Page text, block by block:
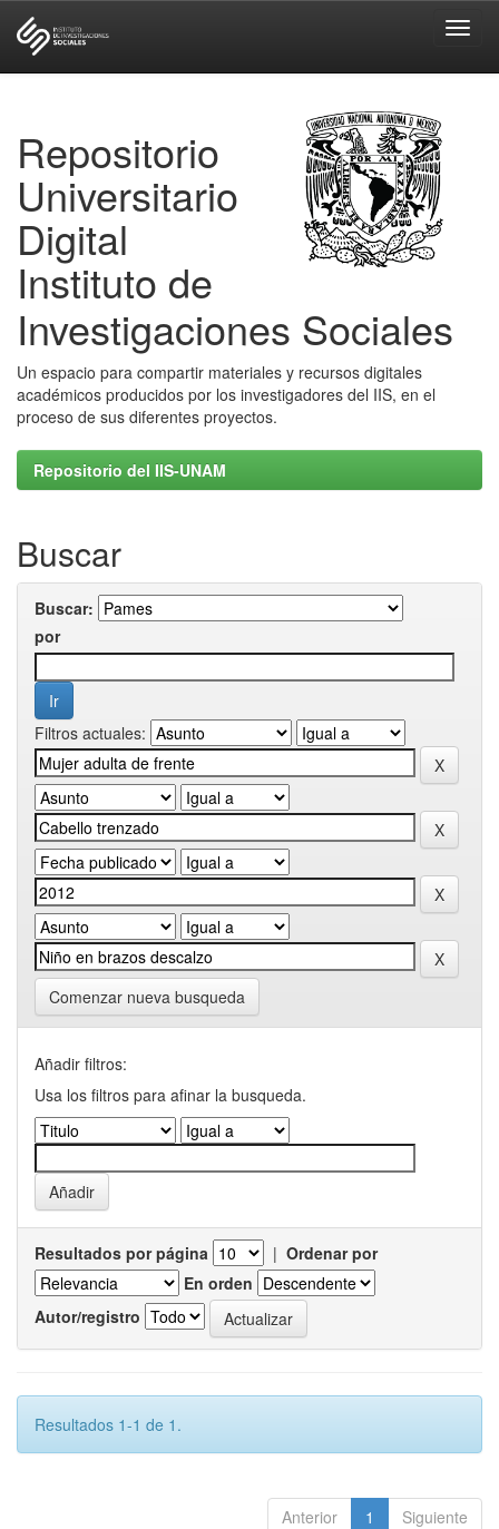
Repositorio
Universitario
Digital
Instituto de
Investigaciones Sociales
Un espacio para compartir materiales y recursos digitales
académicos producidos por los investigadores del IIS, en el
proceso de sus diferentes proyectos.
Repositorio del IIS-UNAM
Buscar
Buscar:
por
Filtros actuales:
Comenzar nueva busqueda
Añadir filtros:
Usa los filtros para afinar la busqueda.
Resultados por página | Ordenar por
En orden
Autor/registro
Resultados 1-1 de 1.
Anterior 1 Siguiente